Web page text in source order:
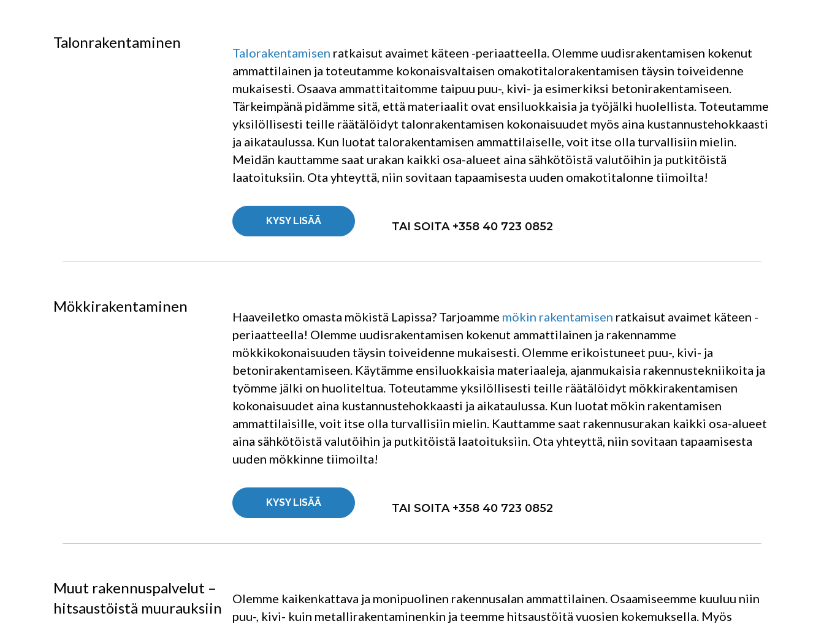
Talonrakentaminen
Talorakentamisen ratkaisut avaimet käteen -periaatteella. Olemme uudisrakentamisen kokenut
ammattilainen ja toteutamme kokonaisvaltaisen omakotitalorakentamisen täysin toiveidenne
mukaisesti. Osaava ammattitaitomme taipuu puu-, kivi- ja esimerkiksi betonirakentamiseen.
Tärkeimpänä pidämme sitä, että materiaalit ovat ensiluokkaisia ja työjälki huolellista. Toteutamme
yksilöllisesti teille räätälöidyt talonrakentamisen kokonaisuudet myös aina kustannustehokkaasti
ja aikataulussa. Kun luotat talorakentamisen ammattilaiselle, voit itse olla turvallisiin mielin.
Meidän kauttamme saat urakan kaikki osa-alueet aina sähkötöistä valutöihin ja putkitöistä
laatoituksiin. Ota yhteyttä, niin sovitaan tapaamisesta uuden omakotitalonne tiimoilta!
KYSY LISÄÄ TAI SOITA +358 40 723 0852
Mökkirakentaminen
Haaveiletko omasta mökistä Lapissa? Tarjoamme mökin rakentamisen ratkaisut avaimet käteen -
periaatteella! Olemme uudisrakentamisen kokenut ammattilainen ja rakennamme
mökkikokonaisuuden täysin toiveidenne mukaisesti. Olemme erikoistuneet puu-, kivi- ja
betonirakentamiseen. Käytämme ensiluokkaisia materiaaleja, ajanmukaisia rakennustekniikoita ja
työmme jälki on huoliteltua. Toteutamme yksilöllisesti teille räätälöidyt mökkirakentamisen
kokonaisuudet aina kustannustehokkaasti ja aikataulussa. Kun luotat mökin rakentamisen
ammattilaisille, voit itse olla turvallisiin mielin. Kauttamme saat rakennusurakan kaikki osa-alueet
aina sähkötöistä valutöihin ja putkitöistä laatoituksiin. Ota yhteyttä, niin sovitaan tapaamisesta
uuden mökkinne tiimoilta!
KYSY LISÄÄ TAI SOITA +358 40 723 0852
Muut rakennuspalvelut –
hitsaustöistä muurauksiin
Olemme kaikenkattava ja monipuolinen rakennusalan ammattilainen. Osaamiseemme kuuluu niin
puu-, kivi- kuin metallirakentaminenkin ja teemme hitsaustöitä vuosien kokemuksella. Myös